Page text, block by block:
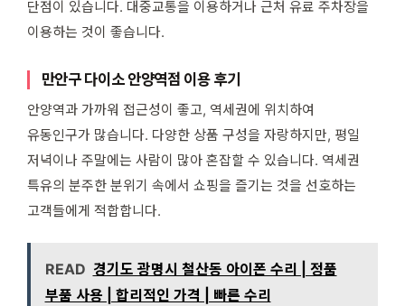
단점이 있습니다. 대중교통을 이용하거나 근처 유료 주차장을
이용하는 것이 좋습니다.
만안구 다이소 안양역점 이용 후기
안양역과 가까워 접근성이 좋고, 역세권에 위치하여
유동인구가 많습니다. 다양한 상품 구성을 자랑하지만, 평일
저녁이나 주말에는 사람이 많아 혼잡할 수 있습니다. 역세권
특유의 분주한 분위기 속에서 쇼핑을 즐기는 것을 선호하는
고객들에게 적합합니다.
READ 경기도 광명시 철산동 아이폰 수리 | 정품
부품 사용 | 합리적인 가격 | 빠른 수리